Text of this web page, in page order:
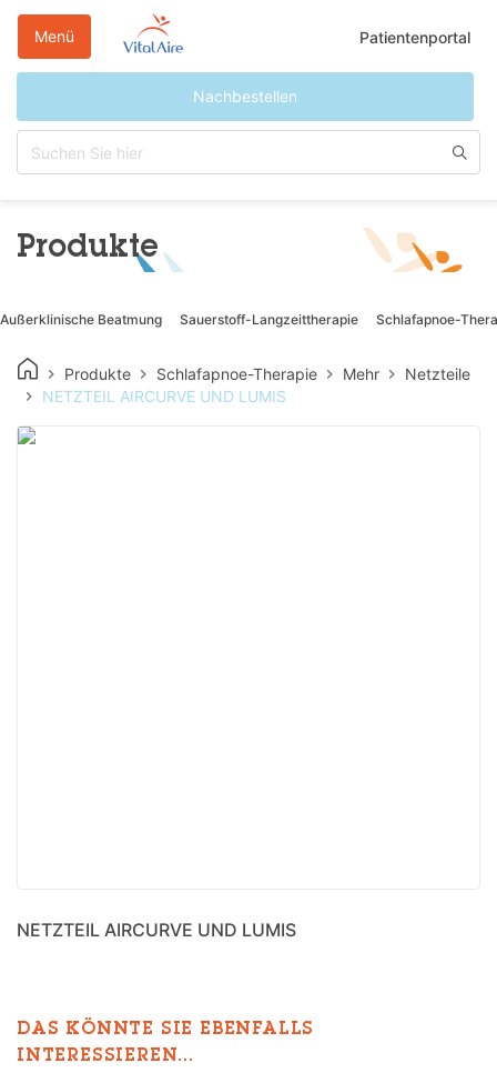
Patientenportal
Nachbestellen
Menü
Produkte
Außerklinische Beatmung Sauerstoff-Langzeittherapie Schlafapnoe-
Produkte Schlafapnoe-Therapie Mehr
Netzteile
NETZTEIL AIRCURVE UND LUMIS
NETZTEIL AIRCURVE UND LUMIS
DAS KÖNNTE SIE EBENFALLS
INTERESSIEREN...